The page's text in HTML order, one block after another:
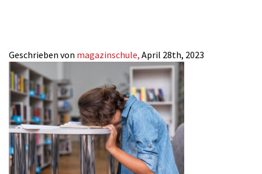
Impressum
Geschrieben von magazinschule, April 28th, 2023